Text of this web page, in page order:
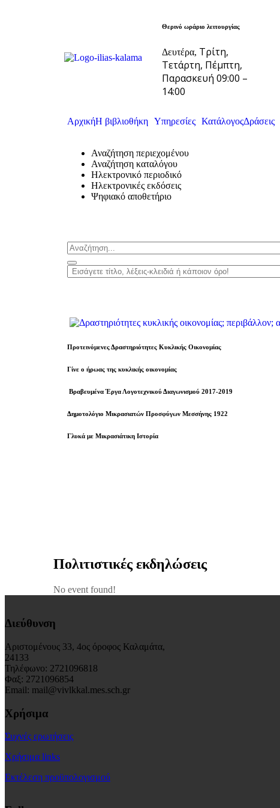
Θερινό ωράριο λειτουργίας
Δευτέρα, Τρίτη,
Τετάρτη, Πέμπτη,
Παρασκευή 09:00 –
14:00
ΑρχικήΗ βιβλιοθήκη Υπηρεσίες ΚατάλογοςΔράσεις
Αναζήτηση περιεχομένου
Αναζήτηση καταλόγου
Ηλεκτρονικό περιοδικό
Ηλεκτρονικές εκδόσεις
Ψηφιακό αποθετήριο
Προτεινόμενες Δραστηριότητες Κυκλικής Οικονομίας
Γίνε ο ήρωας της κυκλικής οικονομίας
Βραβευµένα Έργα Λογοτεχνικού Διαγωνισμού 2017-2019
Δημοτολόγιο Μικρασιατών Προσφύγων Μεσσήνης 1922
Γλυκά με Μικρασιάτικη Ιστορία
Πολιτιστικές εκδηλώσεις
No event found!
Διεύθυνση
Αριστομένους 33, 4ος όροφος Καλαμάτα,
24133
Τηλέφωνο: 2721096818
Φαξ: 2721096854
Email: mail@vivlkkal.mes.sch.gr
Χρήσιμα
Συχνές ερωτήσεις
Χρήσιμα links
Εκτέλεση προϋπολογισμού